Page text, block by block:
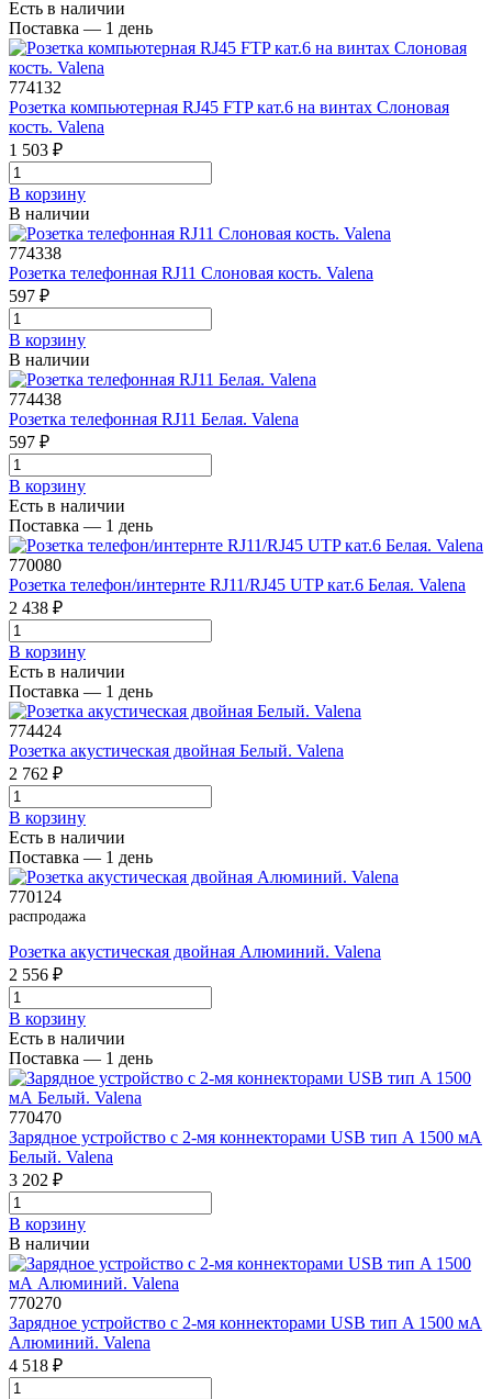
Есть в наличии
Поставка — 1 день
774132
Розетка компьютерная RJ45 FTP кат.6 на винтах Слоновая
кость. Valena
1 503 ₽
В корзинy
В наличии
774338
Розетка телефонная RJ11 Слоновая кость. Valena
597 ₽
В корзинy
В наличии
774438
Розетка телефонная RJ11 Белая. Valena
597 ₽
В корзинy
Есть в наличии
Поставка — 1 день
770080
Розетка телефон/интернте RJ11/RJ45 UTP кат.6 Белая. Valena
2 438 ₽
В корзинy
Есть в наличии
Поставка — 1 день
774424
Розетка акустическая двойная Белый. Valena
2 762 ₽
В корзинy
Есть в наличии
Поставка — 1 день
770124
распродажа
Розетка акустическая двойная Алюминий. Valena
2 556 ₽
В корзинy
Есть в наличии
Поставка — 1 день
770470
Зарядное устройство с 2-мя коннекторами USB тип A 1500 мА
Белый. Valena
3 202 ₽
В корзинy
В наличии
770270
Зарядное устройство с 2-мя коннекторами USB тип A 1500 мА
Алюминий. Valena
4 518 ₽